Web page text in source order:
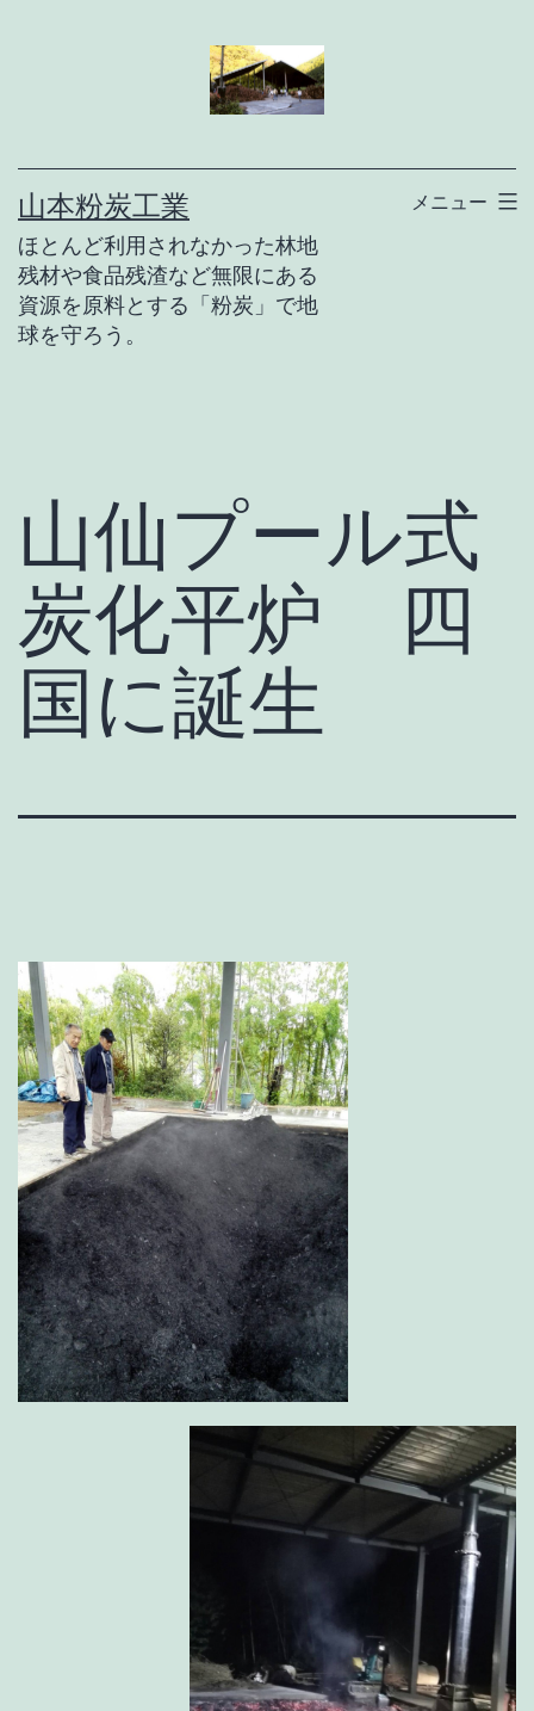
へ
ス
キ
ッ
山本粉炭工業
ほとんど利用されなかった林地
残材や食品残渣など無限にある
資源を原料とする「粉炭」で地
球を守ろう。
メニュー
山仙プール式
炭化平炉 四
国に誕生